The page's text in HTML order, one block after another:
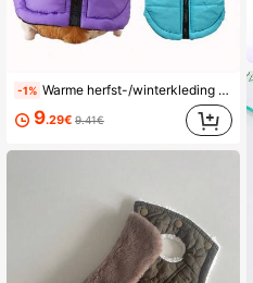
-1% Warme herfst-/winterkleding voor huisdieren, dikke hondenjas met letterprint, geschikt voor middelgrote en kleine honden
9.29€ 9.41€